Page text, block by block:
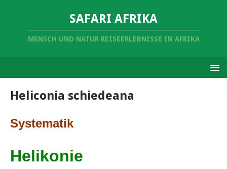
SAFARI AFRIKA
MENSCH UND NATUR REISEERLEBNISSE IN AFRIKA
Heliconia schiedeana
Systematik
Helikonie